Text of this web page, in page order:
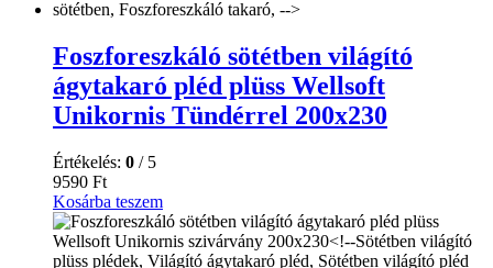
Foszforeszkáló sötétben világító
ágytakaró pléd plüss Wellsoft
Unikornis Tündérrel 200x230
Értékelés: 0 / 5
9590 Ft
Kosárba teszem